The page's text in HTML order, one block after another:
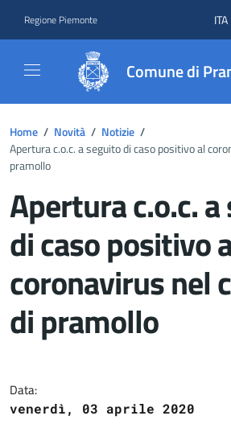
Regione Piemonte ITA
Comune di
Home / Novità / Notizie /
Apertura c.o.c. a seguito di caso positivo al
pramollo
Apertura c.o.c.
di caso positivo
coronavirus nel
di pramollo
Data:
venerdì, 03 aprile 2020